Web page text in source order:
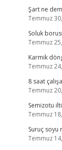
Şart ne
Temmuz
Soluk
Temmuz
Karmik
Temmuz
8 saat
Temmuz
Semizotu
Temmuz
Suruç soyu
Temmuz